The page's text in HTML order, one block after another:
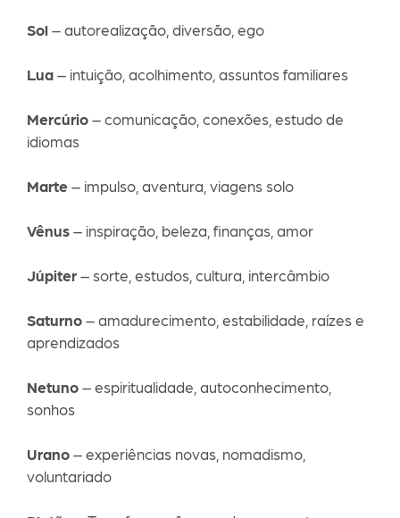
Sol – autorealização, diversão, ego
Lua – intuição, acolhimento, assuntos familiares
Mercúrio – comunicação, conexões, estudo de
idiomas
Marte – impulso, aventura, viagens solo
Vênus – inspiração, beleza, finanças, amor
Júpiter – sorte, estudos, cultura, intercâmbio
Saturno – amadurecimento, estabilidade, raízes e
aprendizados
Netuno – espiritualidade, autoconhecimento,
sonhos
Urano – experiências novas, nomadismo,
voluntariado